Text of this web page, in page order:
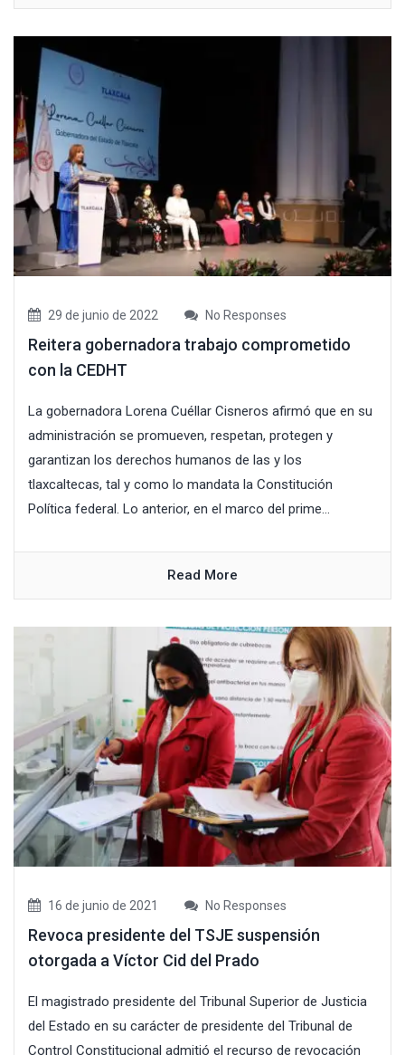
29 de junio de 2022 No Responses
Reitera gobernadora trabajo comprometido
con la CEDHT
La gobernadora Lorena Cuéllar Cisneros afirmó que en su
administración se promueven, respetan, protegen y
garantizan los derechos humanos de las y los
tlaxcaltecas, tal y como lo mandata la Constitución
Política federal. Lo anterior, en el marco del prime...
Read More
16 de junio de 2021 No Responses
Revoca presidente del TSJE suspensión
otorgada a Víctor Cid del Prado
El magistrado presidente del Tribunal Superior de Justicia
del Estado en su carácter de presidente del Tribunal de
Control Constitucional admitió el recurso de revocación